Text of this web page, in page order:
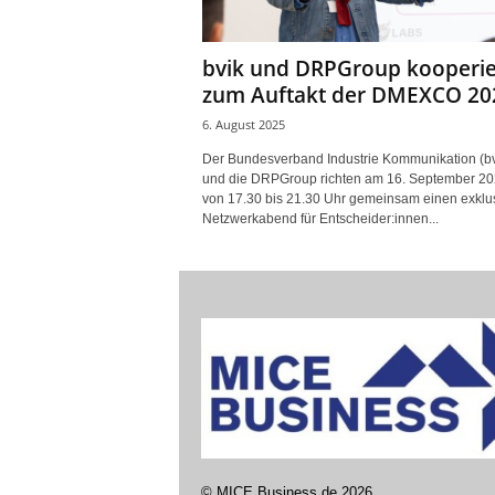
bvik und DRPGroup
zum Auftakt der DMEXCO
6. August 2025
Der Bundesverband Industrie Kommunikation
und die DRPGroup richten am 16. September
von 17.30 bis 21.30 Uhr gemeinsam einen
Netzwerkabend für Entscheider:innen...